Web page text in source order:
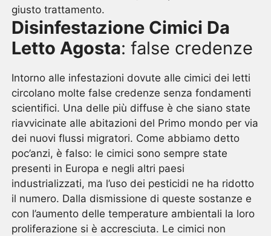
giusto trattamento.
Disinfestazione Cimici Da
Letto Agosta: false credenze
Intorno alle infestazioni dovute alle cimici dei letti
circolano molte false credenze senza fondamenti
scientifici. Una delle più diffuse è che siano state
riavvicinate alle abitazioni del Primo mondo per via
dei nuovi flussi migratori. Come abbiamo detto
poc’anzi, è falso: le cimici sono sempre state
presenti in Europa e negli altri paesi
industrializzati, ma l’uso dei pesticidi ne ha ridotto
il numero. Dalla dismissione di queste sostanze e
con l’aumento delle temperature ambientali la loro
proliferazione si è accresciuta. Le cimici non